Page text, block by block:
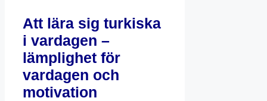
Att lära sig turkiska
i vardagen –
lämplighet för
vardagen och
motivation